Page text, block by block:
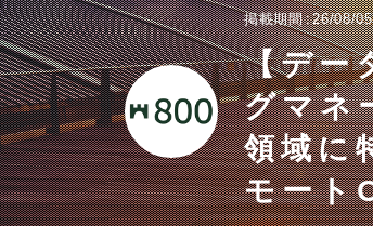
掲載期間 26/08/
【デー
グマネ
領域に
モート